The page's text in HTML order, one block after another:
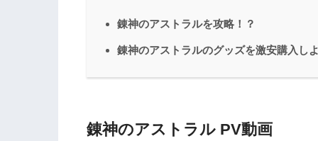
錬神のアストラルを攻略！？
錬神のアストラルのグッズを激安購入し
錬神のアストラル PV動画